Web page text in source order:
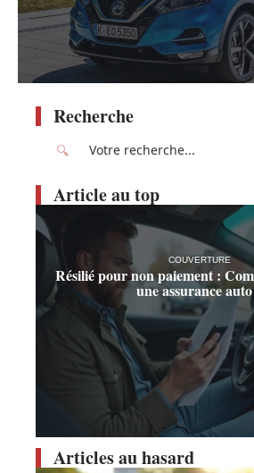
Recherche
Article au top
COUVERTURE
Résilié pour non paiement :
une assurance
Articles au hasard